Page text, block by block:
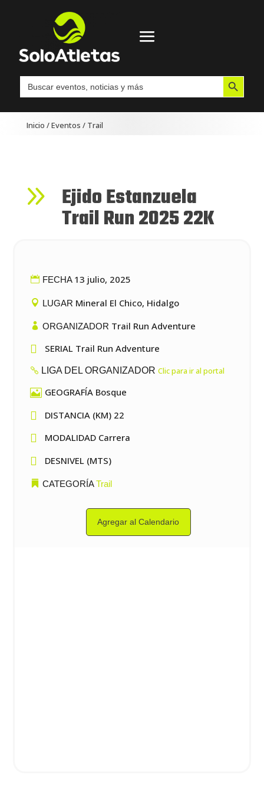
Buscar: Botón de búsqueda
Inicio /Eventos / Trail
9 Ejido Estanzuela
Trail Run 2025 22K
FECHA 13 julio, 2025
LUGAR Mineral El Chico, Hidalgo
ORGANIZADOR Trail Run Adventure
 SERIAL Trail Run Adventure
LIGA DEL ORGANIZADOR Clic para ir al portal
 GEOGRAFÍA Bosque
 DISTANCIA (KM) 22
 MODALIDAD Carrera
 DESNIVEL (MTS)
CATEGORÍATrail
Agregar al Calendario